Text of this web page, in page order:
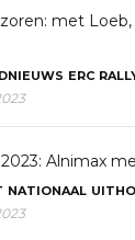
met
ERC
Alnimax
NATIONAAL